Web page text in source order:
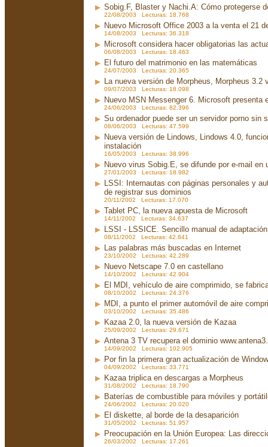
Sobig.F, Blaster y Nachi.A: Cómo protegerse
22/08/2003 Lecturas: 18.768
Nuevo Microsoft Office 2003 a la venta el 21
14/08/2003 Lecturas: 36.318
Microsoft considera hacer obligatorias las
06/08/2003 Lecturas: 18.463
El futuro del matrimonio en las matemáticas
24/07/2003 Lecturas: 20.365
La nueva versión de Morpheus, Morpheus 3.2
09/07/2003 Lecturas: 18.098
Nuevo MSN Messenger 6. Microsoft presenta
24/06/2003 Lecturas: 82.396
Su ordenador puede ser un servidor porno sin
08/06/2003 Lecturas: 47.599
Nueva versión de Lindows, Lindows 4.0,
instalación
16/05/2003 Lecturas: 38.996
Nuevo virus Sobig.E, se difunde por e-mail en
27/01/2003 Lecturas: 18.982
LSSI: Internautas con páginas personales y
de registrar sus dominios
20/11/2002 Lecturas: 17.070
Tablet PC, la nueva apuesta de Microsoft
14/11/2002 Lecturas: 34.637
LSSI - LSSICE. Sencillo manual de
08/11/2002 Lecturas: 42.841
Las palabras más buscadas en Internet
23/10/2002 Lecturas: 42.289
Nuevo Netscape 7.0 en castellano
14/10/2002 Lecturas: 42.904
El MDI, vehículo de aire comprimido, se
08/10/2002 Lecturas: 24.376
MDI, a punto el primer automóvil de aire
03/10/2002 Lecturas: 35.486
Kazaa 2.0, la nueva versión de Kazaa
25/09/2002 Lecturas: 29.671
Antena 3 TV recupera el dominio
14/09/2002 Lecturas: 102.905
Por fin la primera gran actualización de
04/09/2002 Lecturas: 33.771
Kazaa triplica en descargas a Morpheus
31/08/2002 Lecturas: 18.790
Baterías de combustible para móviles y
24/06/2002 Lecturas: 20.020
El diskette, al borde de la desaparición
31/05/2002 Lecturas: 51.957
Preocupación en la Unión Europea: Las
26/03/2002 Lecturas: 17.261